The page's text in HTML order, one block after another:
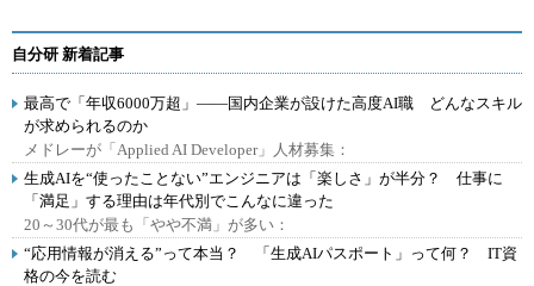
自分研 新着記事
最高で「年収6000万超」――国内企業が設けた高度AI職 どんなスキル
が求められるのか
メドレーが「Applied AI Developer」人材募集：
生成AIを“使ったことない”エンジニアは「楽しさ」が半分？ 仕事に
「満足」する理由は年代別でこんなに違った
20～30代が最も「やや不満」が多い：
“応用情報が消える”って本当？ 「生成AIパスポート」って何？ IT資
格の今を読む